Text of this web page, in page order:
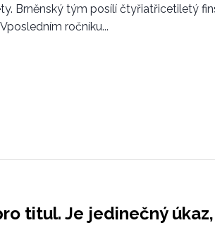
Brněnský tým posílí čtyřiatřicetiletý
ročníku...
titul. Je jedinečný